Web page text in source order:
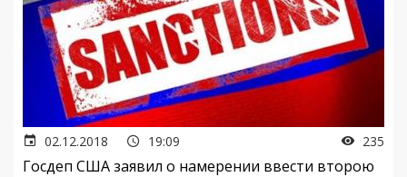
02.12.2018 19:09 235
Госдеп США заявил о намерении ввести второю